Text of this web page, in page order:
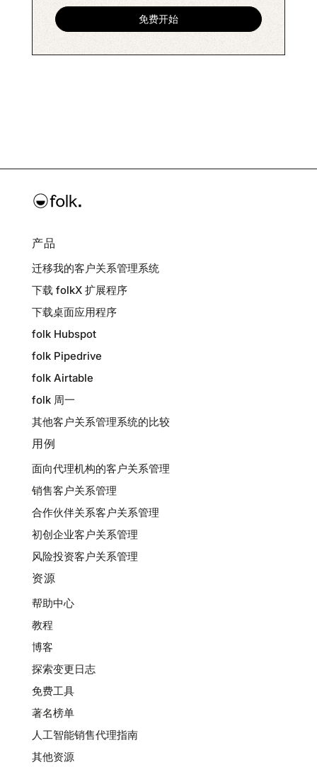
产品
迁移我的客户关系管理系统
下载 folkX 扩展程序
下载桌面应用程序
folk Hubspot
folk Pipedrive
folk Airtable
folk 周一
其他客户关系管理系统的比较
用例
面向代理机构的客户关系管理
销售客户关系管理
合作伙伴关系客户关系管理
初创企业客户关系管理
风险投资客户关系管理
资源
帮助中心
教程
博客
探索变更日志
免费工具
著名榜单
人工智能销售代理指南
其他资源